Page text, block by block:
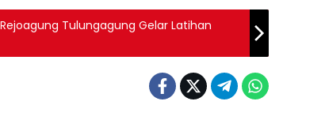
Tulungagung Gelar Latihan